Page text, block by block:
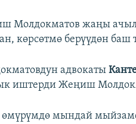
Молдокматов жаңы
көрсөтмө берүүдөн баш
адвокаты
иштерди Жеңиш
мындай